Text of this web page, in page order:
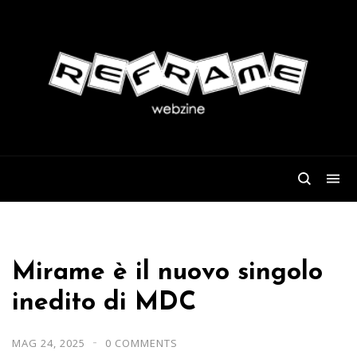
Mirame è il nuovo singolo
inedito di MDC
MAG 24, 2025 0 COMMENTS